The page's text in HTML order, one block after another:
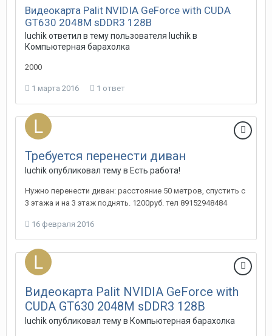
Видеокарта Palit NVIDIA GeForce with CUDA
GT630 2048M sDDR3 128B
luchikответил в тему пользователя luchikв
Компьютерная барахолка
2000
1 марта 2016 1 ответ
Требуется перенести диван
luchikопубликовал тему в Есть работа!
Нужно перенести диван: расстояние 50 метров, спустить с
3 этажа и на 3 этаж поднять. 1200руб. тел 89152948484
16 февраля 2016
Видеокарта Palit NVIDIA GeForce with
CUDA GT630 2048M sDDR3 128B
luchikопубликовал тему в Компьютерная барахолка